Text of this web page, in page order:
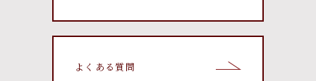
よくある質問